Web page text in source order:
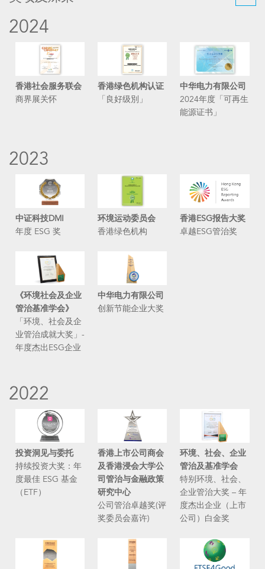
2024
香港社会服务联会
商界展关怀
香港绿色机构认证
「良好级別」
中华电力有限公司
2024年度「可再生
能源证书」
2023
中证科技DMI
年度 ESG 奖
环境运动委员会
香港绿色机构
香港ESG报告大奖
卓越ESG管治奖
《环境社会及企业
管治基准学会》
「环境、社会及企
业管治成就大奖」-
年度杰出ESG企业
中华电力有限公司
创新节能企业大奖
2022
投资洞见与委托
持续投资大奖：年
度最佳 ESG 基金
（ETF）
香港上市公司商会
及香港浸会大学公
司管治与金融政策
研究中心
公司管治卓越奖(评
奖委员会嘉许)
环境、社会、企业
管治及基准学会
特别环境、社会、
企业管治大奖 – 年
度杰出企业（上市
公司）白金奖